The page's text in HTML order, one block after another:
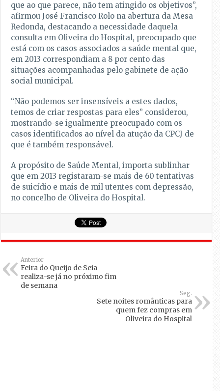
que ao que parece, não tem atingido os objetivos”,
afirmou José Francisco Rolo na abertura da Mesa
Redonda, destacando a necessidade daquela
consulta em Oliveira do Hospital, preocupado que
está com os casos associados a saúde mental que,
em 2013 correspondiam a 8 por cento das
situações acompanhadas pelo gabinete de ação
social municipal.
“Não podemos ser insensíveis a estes dados,
temos de criar respostas para eles” considerou,
mostrando-se igualmente preocupado com os
casos identificados ao nível da atução da CPCJ de
que é também responsável.
A propósito de Saúde Mental, importa sublinhar
que em 2013 registaram-se mais de 60 tentativas
de suicídio e mais de mil utentes com depressão,
no concelho de Oliveira do Hospital.
Anterior
Feira do Queijo de Seia
realiza-se já no próximo fim
de semana
Seg.
Sete noites românticas para
quem fez compras em
Oliveira do Hospital